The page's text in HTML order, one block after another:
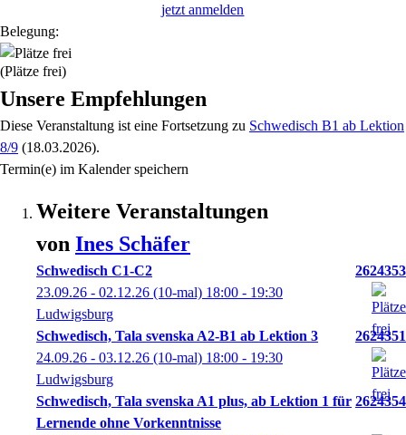
jetzt anmelden
Belegung:
(Plätze frei)
Unsere Empfehlungen
Diese Veranstaltung ist eine Fortsetzung zu Schwedisch B1 ab Lektion
8/9 (18.03.2026).
Termin(e) im Kalender speichern
Weitere Veranstaltungen
von Ines Schäfer
Schwedisch C1-C2
2624353
23.09.26 - 02.12.26 (10-mal) 18:00 - 19:30
Ludwigsburg
Schwedisch, Tala svenska A2-B1 ab Lektion 3
2624351
24.09.26 - 03.12.26 (10-mal) 18:00 - 19:30
Ludwigsburg
Schwedisch, Tala svenska A1 plus, ab Lektion 1 für
Lernende ohne Vorkenntnisse
2624354